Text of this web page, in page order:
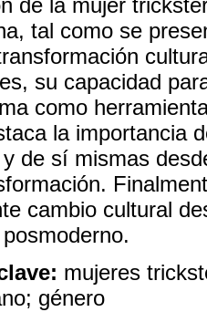
de la mujer
tal como se
su capacidad
como
la importancia
de sí mismas
cambio cultural
mujeres
género